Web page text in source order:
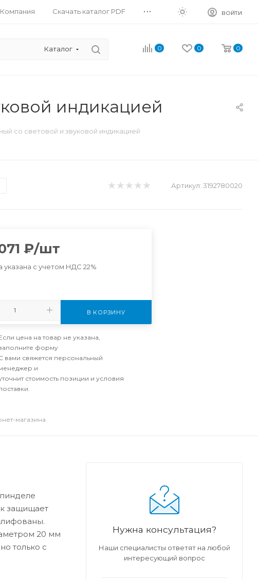
Компания Скачать каталог PDF ... ВОЙТИ
Каталог 0 0 0
индикацией
со световой и звуковой индикацией
Артикул: 3192780020
₽/шт
указана с учетом НДС 22%
В КОРЗИНУ
цена на товар не указана,
форму
вами свяжется персональный
и
стоимость позиции и условия
магазина
защищает
20 мм
только с
Нужна консультация?
Наши специалисты ответят на любой
интересующий вопрос